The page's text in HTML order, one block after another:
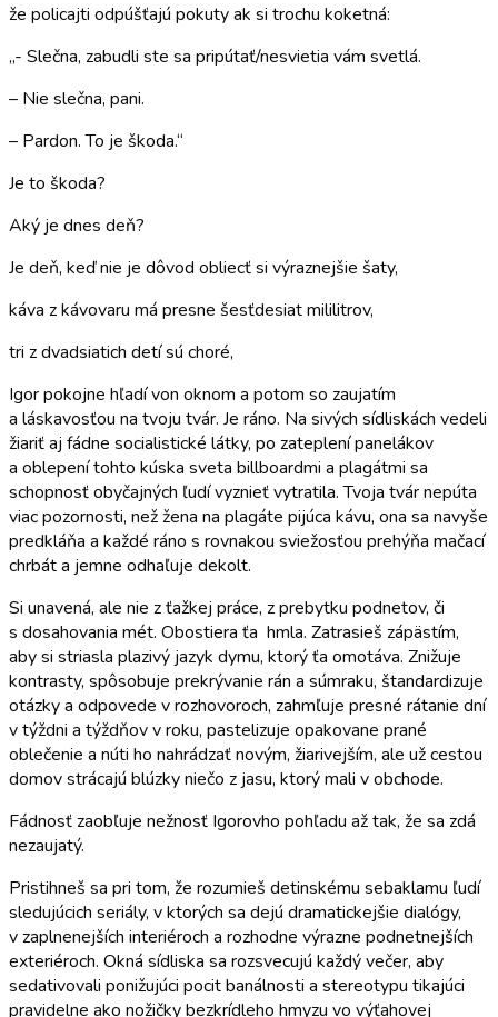
že policajti odpúšťajú pokuty ak si trochu koketná:
„- Slečna, zabudli ste sa pripútať/nesvietia vám svetlá.
– Nie slečna, pani.
– Pardon. To je škoda.“
Je to škoda?
Aký je dnes deň?
Je deň, keď nie je dôvod obliecť si výraznejšie šaty,
káva z kávovaru má presne šesťdesiat mililitrov,
tri z dvadsiatich detí sú choré,
Igor pokojne hľadí von oknom a potom so zaujatím
a láskavosťou na tvoju tvár. Je ráno. Na sivých sídliskách vedeli
žiariť aj fádne socialistické látky, po zateplení panelákov
a oblepení tohto kúska sveta billboardmi a plagátmi sa
schopnosť obyčajných ľudí vyznieť vytratila. Tvoja tvár nepúta
viac pozornosti, než žena na plagáte pijúca kávu, ona sa navyše
predkláňa a každé ráno s rovnakou sviežosťou prehýňa mačací
chrbát a jemne odhaľuje dekolt.
Si unavená, ale nie z ťažkej práce, z prebytku podnetov, či
s dosahovania mét. Obostiera ťa hmla. Zatrasieš zápästím,
aby si striasla plazivý jazyk dymu, ktorý ťa omotáva. Znižuje
kontrasty, spôsobuje prekrývanie rán a súmraku, štandardizuje
otázky a odpovede v rozhovoroch, zahmľuje presné rátanie dní
v týždni a týždňov v roku, pastelizuje opakovane prané
oblečenie a núti ho nahrádzať novým, žiarivejším, ale už cestou
domov strácajú blúzky niečo z jasu, ktorý mali v obchode.
Fádnosť zaobľuje nežnosť Igorovho pohľadu až tak, že sa zdá
nezaujatý.
Pristihneš sa pri tom, že rozumieš detinskému sebaklamu ľudí
sledujúcich seriály, v ktorých sa dejú dramatickejšie dialógy,
v zaplnenejších interiéroch a rozhodne výrazne podnetnejších
exteriéroch. Okná sídliska sa rozsvecujú každý večer, aby
sedativovali ponižujúci pocit banálnosti a stereotypu tikajúci
pravidelne ako nožičky bezkrídleho hmyzu vo výťahovej